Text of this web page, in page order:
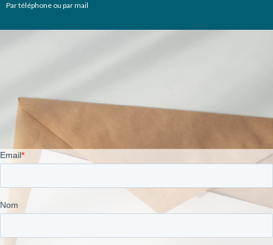
Par téléphone ou par mail